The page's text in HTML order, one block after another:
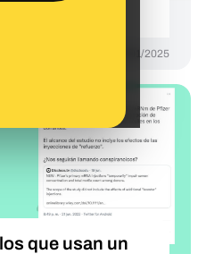
27/01/2025
que usan un